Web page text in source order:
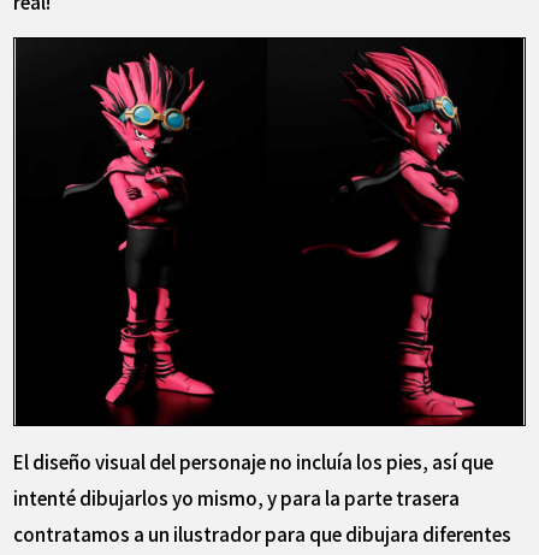
El diseño visual del personaje no incluía los pies, así que
intenté dibujarlos yo mismo, y para la parte trasera
contratamos a un ilustrador para que dibujara diferentes